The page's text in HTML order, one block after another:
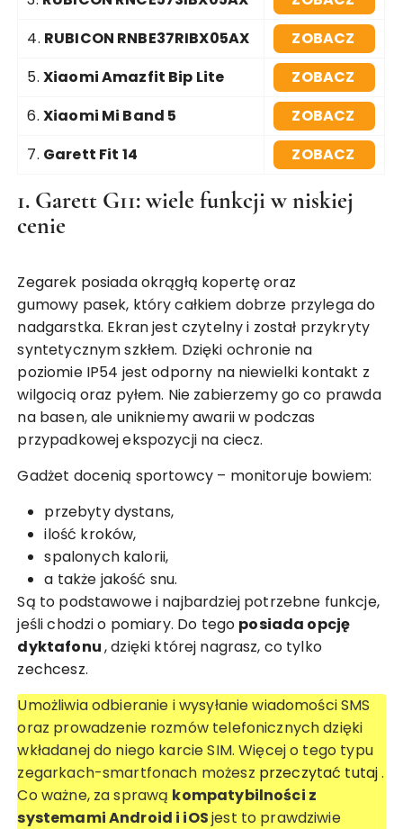
4. RUBICON RNBE37RIBX05AX
ZOBACZ
5. Xiaomi Amazfit Bip Lite
ZOBACZ
6. Xiaomi Mi Band 5
ZOBACZ
7. Garett Fit 14 ZOBACZ
1. Garett G11: wiele funkcji w niskiej
cenie
Zegarek posiada okrągłą kopertę oraz
gumowy pasek, który całkiem dobrze przylega do
nadgarstka. Ekran jest czytelny i został przykryty
syntetycznym szkłem. Dzięki ochronie na
poziomie IP54 jest odporny na niewielki kontakt z
wilgocią oraz pyłem. Nie zabierzemy go co prawda
na basen, ale unikniemy awarii w podczas
przypadkowej ekspozycji na ciecz.
Gadżet docenią sportowcy – monitoruje bowiem:
przebyty dystans,
ilość kroków,
spalonych kalorii,
a także jakość snu.
Są to podstawowe i najbardziej potrzebne funkcje,
jeśli chodzi o pomiary. Do tego posiada opcję
dyktafonu, dzięki której nagrasz, co tylko
zechcesz.
Umożliwia odbieranie i wysyłanie wiadomości SMS
oraz prowadzenie rozmów telefonicznych dzięki
wkładanej do niego karcie SIM. Więcej o tego typu
zegarkach-smartfonach możesz przeczytać tutaj.
Co ważne, za sprawą kompatybilności z
systemami Android i iOSjest to prawdziwie